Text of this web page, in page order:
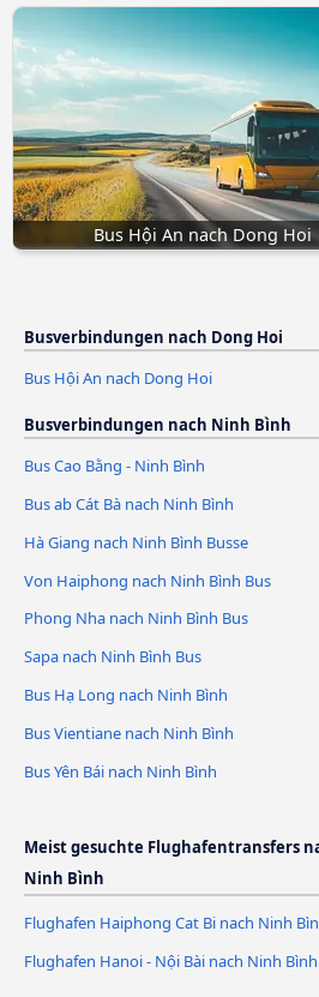
Bus Hội An nach Dong Hoi
Busverbindungen nach Dong Hoi
Bus Hội An nach Dong Hoi
Busverbindungen nach Ninh Bình
Bus Cao Bằng - Ninh Bình
Bus ab Cát Bà nach Ninh Bình
Hà Giang nach Ninh Bình Busse
Von Haiphong nach Ninh Bình Bus
Phong Nha nach Ninh Bình Bus
Sapa nach Ninh Bình Bus
Bus Hạ Long nach Ninh Bình
Bus Vientiane nach Ninh Bình
Bus Yên Bái nach Ninh Bình
Meist gesuchte Flughafentransfers
Ninh Bình
Flughafen Haiphong Cat Bi nach Ninh
Flughafen Hanoi - Nội Bài nach Ninh